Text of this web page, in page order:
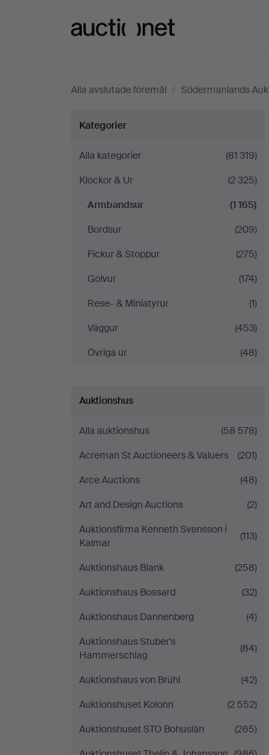
Alla avslutade föremål / Södermanlands
Armbandsur
på
Södermanlands
Auktionsverk
Kategorier
Alla kategorier
(81 319)
Klockor & Ur
(2 325)
Armbandsur
(1 165)
Bordsur
(209)
Fickur & Stoppur
(275)
Golvur
(174)
Rese- & Miniatyrur
(1)
Väggur
(453)
Övriga ur
(48)
Auktionshus
Alla auktionshus
(58 578)
Acreman St Auctioneers & Valuers
(201)
Arce Auctions
(48)
Art and Design Auctions
(2)
Auktionsfirma Kenneth Svensson i
Kalmar
(113)
Auktionshaus Blank
(258)
Auktionshaus Bossard
(32)
Auktionshaus Dannenberg
(4)
Auktionshaus Stuber's
Hammerschlag
(84)
Auktionshaus von Brühl
(42)
Auktionshuset Kolonn
(2 552)
Auktionshuset STO Bohuslän
(265)